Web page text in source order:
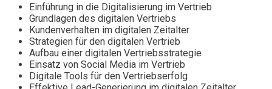
Einführung in die Digitalisierung im Vertrieb
Grundlagen des digitalen Vertriebs
Kundenverhalten im digitalen Zeitalter
Strategien für den digitalen Vertrieb
Aufbau einer digitalen Vertriebsstrategie
Einsatz von Social Media im Vertrieb
Digitale Tools für den Vertriebserfolg